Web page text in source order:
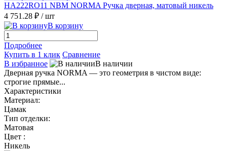
HA222RO11 NBM NORMA Ручка дверная, матовый никель
4 751.28 ₽ / шт
В корзину
Подробнее
Купить в 1 клик Сравнение
В избранное
В наличии
Дверная ручка NORMA — это геометрия в чистом виде:
строгие прямые...
Характеристики
Материал:
Цамак
Тип отделки:
Матовая
Цвет :
Никель